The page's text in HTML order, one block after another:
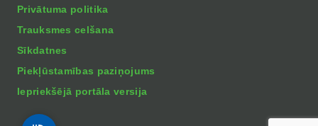
Privātuma politika
Trauksmes celšana
Sīkdatnes
Piekļūstamības paziņojums
Iepriekšējā portāla versija